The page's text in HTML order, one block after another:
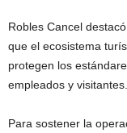
Robles Cancel
que el ecosistema
protegen los
empleados y visitantes.
Para sostener la